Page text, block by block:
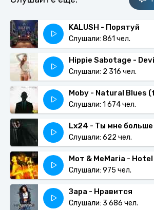
KALUSH - Порятуй
Слушали: 861 чел.
Hippie Sabotage -
Слушали: 2 316 чел.
Слушали: 1 674 чел.
Слушали: 622 чел.
Слушали: 975 чел.
Зара - Нравится
Слушали: 3 686 чел.